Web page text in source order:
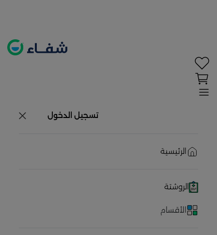
تسجيل الدخول
الرئيسية
الروشتة
الأقسام